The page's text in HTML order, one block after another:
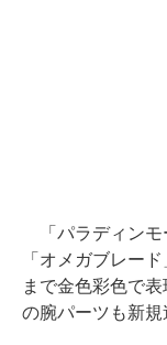
「パラディンモ
「オメガブレー
まで金色彩色で
の腕パーツも新規